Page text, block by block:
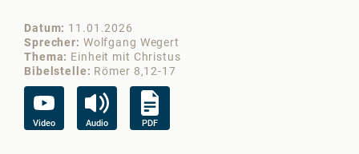
Datum
11.01.2026
Sprecher
Wolfgang Wegert
Thema
Einheit mit Christus
Bibelstelle
Römer 8,12-17
Video Audio PDF